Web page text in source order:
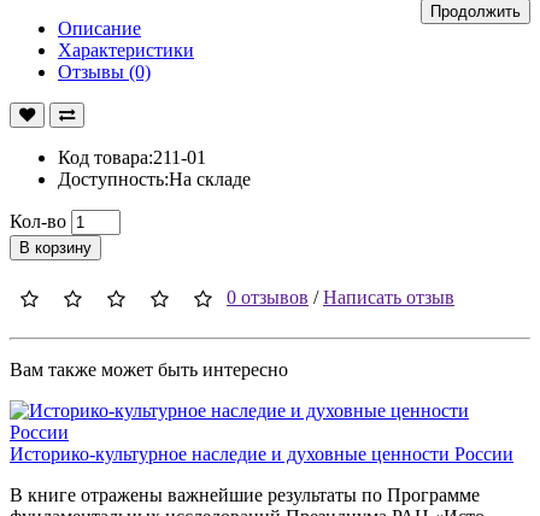
Продолжить
Описание
Характеристики
Отзывы (0)
Код товара:211-01
Доступность:На складе
Кол-во
В корзину
0 отзывов /Написать отзыв
Вам также может быть интересно
Историко-культурное наследие и духовные ценности России
В книге отражены важнейшие результаты по Программе